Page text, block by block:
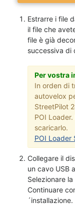
Estrarre i file
il file che
file è già
successiva di
Per vostra
In orden di
autovelox
StreetPilot
POI
scaricarlo.
POI Loader
Collegare il
un cavo USB
Selezionare
Continuare